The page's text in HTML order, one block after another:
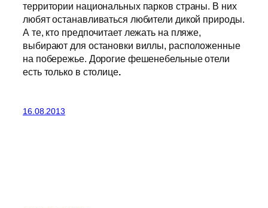
территории национальных парков страны. В них
любят останавливаться любители дикой природы.
А те, кто предпочитает лежать на пляже,
выбирают для остановки виллы, расположенные
на побережье. Дорогие фешенебельные отели
есть только в столице.
16.08.2013